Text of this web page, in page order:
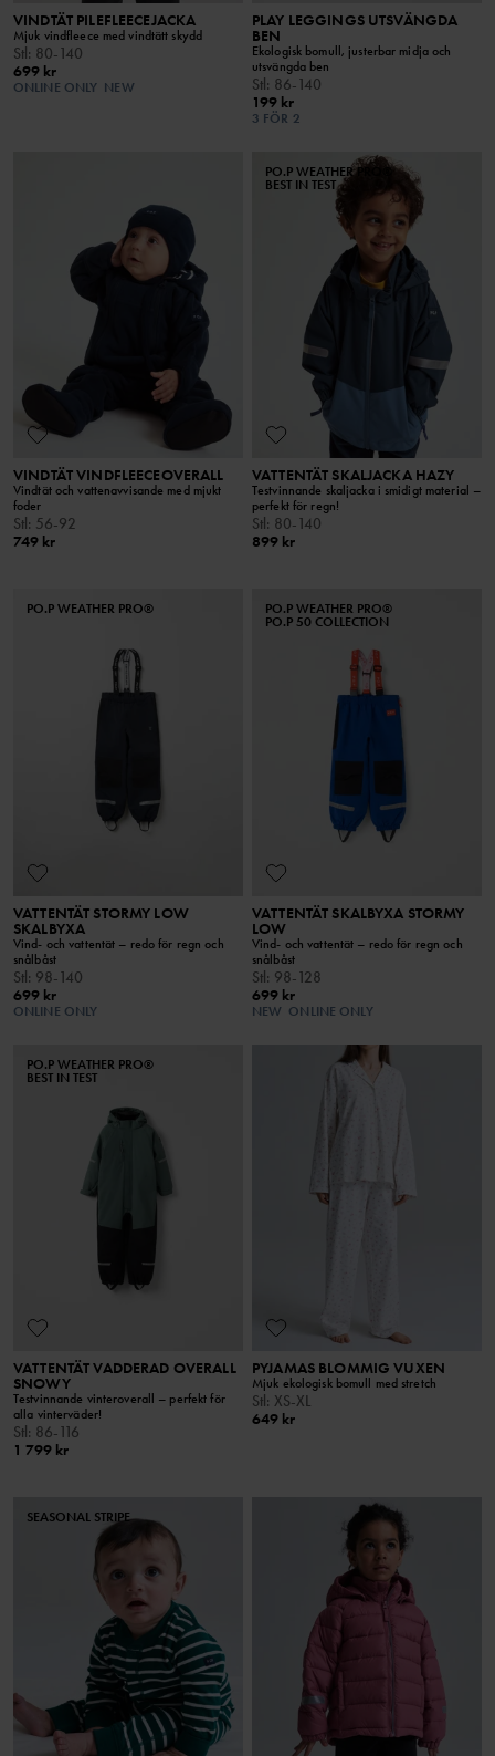
VINDTÄT PILEFLEECEJACKA
Mjuk vindfleece med vindtätt skydd
Stl: 80-140
699 kr
ONLINE ONLY NEW
PLAY LEGGINGS UTSVÄNGDA
BEN
Ekologisk bomull, justerbar midja och
utsvängda ben
Stl: 86-140
199 kr
3 FÖR 2
VINDTÄT VINDFLEECEOVERALL
Vindtät och vattenavvisande med mjukt
foder
Stl: 56-92
749 kr
PO.P WEATHER PRO®
BEST IN TEST
VATTENTÄT SKALJACKA HAZY
Testvinnande skaljacka i smidigt material –
perfekt för regn!
Stl: 80-140
899 kr
PO.P WEATHER PRO®
VATTENTÄT STORMY LOW
SKALBYXA
Vind- och vattentät – redo för regn och
snålbåst
Stl: 98-140
699 kr
ONLINE ONLY
PO.P WEATHER PRO®
PO.P 50 COLLECTION
VATTENTÄT SKALBYXA STORMY
LOW
Vind- och vattentät – redo för regn och
snålbåst
Stl: 98-128
699 kr
NEW ONLINE ONLY
PO.P WEATHER PRO®
BEST IN TEST
VATTENTÄT VADDERAD OVERALL
SNOWY
Testvinnande vinteroverall – perfekt för
alla vinterväder!
Stl: 86-116
1 799 kr
PYJAMAS BLOMMIG VUXEN
Mjuk ekologisk bomull med stretch
Stl: XS-XL
649 kr
SEASONAL STRIPE